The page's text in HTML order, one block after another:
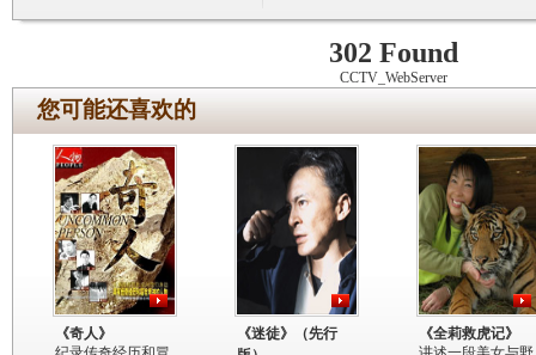
302 Found
CCTV_WebServer
您可能还喜欢的
《奇人》
《迷徒》（先行
《全莉救虎记》